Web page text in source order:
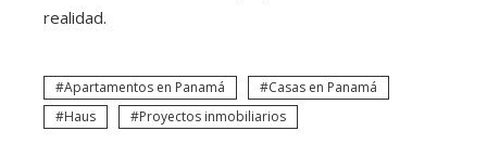
realidad.
Apartamentos en Panamá
Casas en Panamá
Haus
Proyectos inmobiliarios